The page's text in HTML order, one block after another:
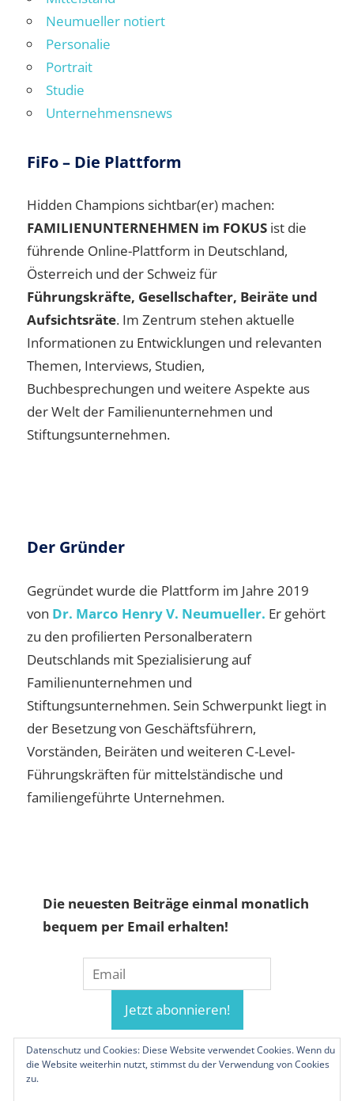
Neumueller notiert
Personalie
Portrait
Studie
Unternehmensnews
FiFo – Die Plattform
Hidden Champions sichtbar(er) machen:
FAMILIENUNTERNEHMEN im FOKUS ist die
führende Online-Plattform in Deutschland,
Österreich und der Schweiz für
Führungskräfte, Gesellschafter, Beiräte und
Aufsichtsräte. Im Zentrum stehen aktuelle
Informationen zu Entwicklungen und relevanten
Themen, Interviews, Studien,
Buchbesprechungen und weitere Aspekte aus
der Welt der Familienunternehmen und
Stiftungsunternehmen.
Der Gründer
Gegründet wurde die Plattform im Jahre 2019
von Dr. Marco Henry V. Neumueller. Er gehört
zu den profilierten Personalberatern
Deutschlands mit Spezialisierung auf
Familienunternehmen und
Stiftungsunternehmen. Sein Schwerpunkt liegt in
der Besetzung von Geschäftsführern,
Vorständen, Beiräten und weiteren C-Level-
Führungskräften für mittelständische und
familiengeführte Unternehmen.
Die neuesten Beiträge einmal monatlich
bequem per Email erhalten!
Datenschutz und Cookies: Diese Website verwendet Cookies. Wenn du
die Website weiterhin nutzt, stimmst du der Verwendung von Cookies
zu.